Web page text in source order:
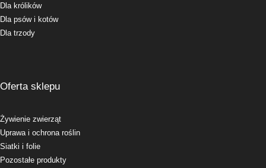
Dla królików
Dla psów i kotów
Dla trzody
Oferta sklepu
Żywienie zwierząt
Uprawa i ochrona roślin
Siatki i folie
Pozostałe produkty